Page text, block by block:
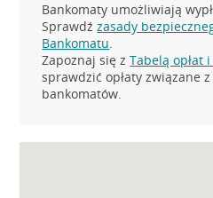
Bankomaty umożliwiają
Sprawdźzasady
Bankomatu.
Zapoznaj się zTabelą opłat
sprawdzić opłaty związane
bankomatów.